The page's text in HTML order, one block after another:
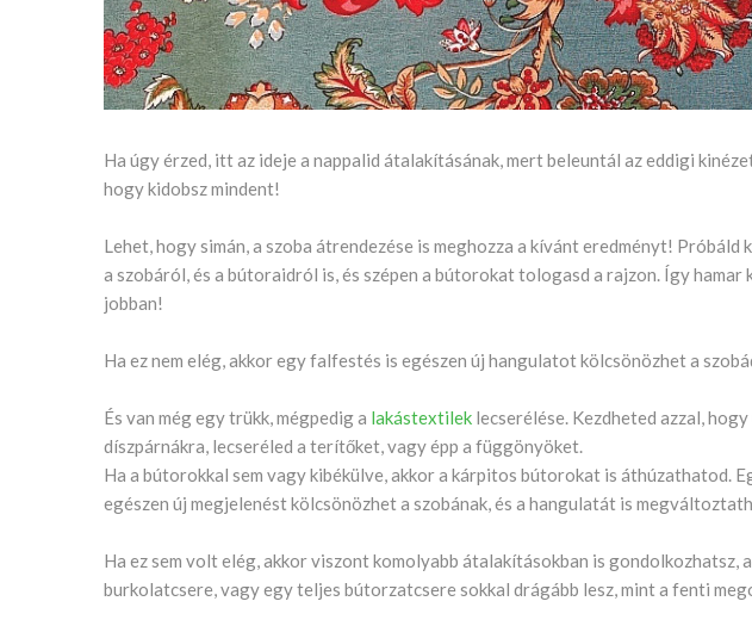
Ha úgy érzed, itt az ideje a nappalid átalakításának, mert beleuntál az eddigi
hogy kidobsz mindent!
Lehet, hogy simán, a szoba átrendezése is meghozza a kívánt eredményt!
a szobáról, és a bútoraidról is, és szépen a bútorokat tologasd a rajzon. Így hamar
jobban!
Ha ez nem elég, akkor egy falfestés is egészen új hangulatot kölcsönözhet a
És van még egy trükk, mégpedig a lakástextilek lecserélése. Kezdheted azzal,
díszpárnákra, lecseréled a terítőket, vagy épp a függönyöket.
Ha a bútorokkal sem vagy kibékülve, akkor a kárpitos bútorokat is áthúzathatod.
egészen új megjelenést kölcsönözhet a szobának, és a hangulatát is
Ha ez sem volt elég, akkor viszont komolyabb átalakításokban is gondolkozhatsz,
burkolatcsere, vagy egy teljes bútorzatcsere sokkal drágább lesz, mint a fenti